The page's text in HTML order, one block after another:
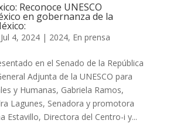
Reconoce UNESCO
en gobernanza de la
Jul 4, 2024| 2024, En prensa
en el Senado de la República
Adjunta de la UNESCO para
y Humanas, Gabriela Ramos,
Lagunes, Senadora y promotora
Estavillo, Directora del Centro-i y...